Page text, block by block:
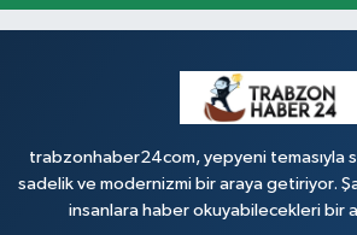
trabzonhaber24com, yepyeni temasıyla
sadelik ve modernizmi bir araya getiriyor.
insanlara haber okuyabilecekleri bir